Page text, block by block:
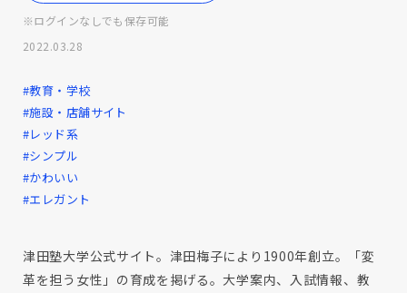
※ログインなしでも保存可能
2022.03.28
#教育・学校
#施設・店舗サイト
#レッド系
#シンプル
#かわいい
#エレガント
津田塾大学公式サイト。津田梅子により1900年創立。「変
革を担う女性」の育成を掲げる。大学案内、入試情報、教